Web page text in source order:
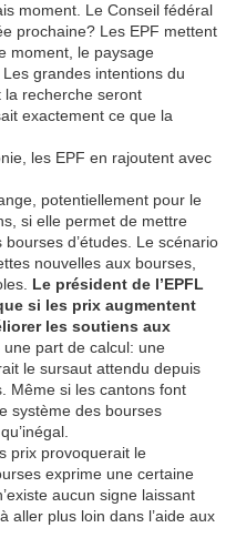
moment. Le Conseil fédéral
prochaine? Les EPF mettent
moment, le paysage
grandes intentions du
recherche seront
exactement ce que la
les EPF en rajoutent avec
potentiellement pour le
si elle permet de mettre
d’études. Le scénario
nouvelles aux bourses,
Le président de l’EPFL
si les prix augmentent
les soutiens aux
une part de calcul: une
le sursaut attendu depuis
Même si les cantons font
système des bourses
prix provoquerait le
exprime une certaine
aucun signe laissant
aller plus loin dans l’aide aux